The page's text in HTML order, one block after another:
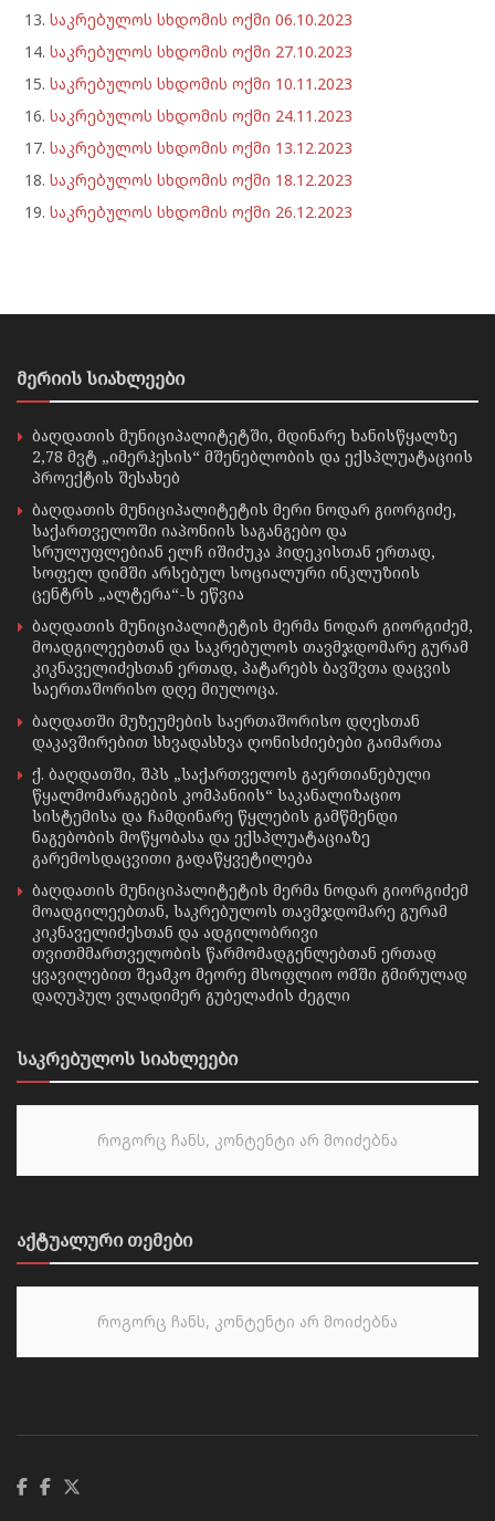
საკრებულოს სხდომის ოქმი 06.10.2023
საკრებულოს სხდომის ოქმი 27.10.2023
საკრებულოს სხდომის ოქმი 10.11.2023
საკრებულოს სხდომის ოქმი 24.11.2023
საკრებულოს სხდომის ოქმი 13.12.2023
საკრებულოს სხდომის ოქმი 18.12.2023
საკრებულოს სხდომის ოქმი 26.12.2023
მერიის სიახლეები
ბაღდათის მუნიციპალიტეტში, მდინარე ხანისწყალზე
2,78 მვტ „იმერჰესის“ მშენებლობის და ექსპლუატაციის
პროექტის შესახებ
ბაღდათის მუნიციპალიტეტის მერი ნოდარ გიორგიძე,
საქართველოში იაპონიის საგანგებო და
სრულუფლებიან ელჩ იშიძუკა ჰიდეკისთან ერთად,
სოფელ დიმში არსებულ სოციალური ინკლუზიის
ცენტრს „ალტერა“-ს ეწვია
ბაღდათის მუნიციპალიტეტის მერმა ნოდარ გიორგიძემ,
მოადგილეებთან და საკრებულოს თავმჯდომარე გურამ
კიკნაველიძესთან ერთად, პატარებს ბავშვთა დაცვის
საერთაშორისო დღე მიულოცა.
ბაღდათში მუზეუმების საერთაშორისო დღესთან
დაკავშირებით სხვადასხვა ღონისძიებები გაიმართა
ქ. ბაღდათში, შპს „საქართველოს გაერთიანებული
წყალმომარაგების კომპანიის“ საკანალიზაციო
სისტემისა და ჩამდინარე წყლების გამწმენდი
ნაგებობის მოწყობასა და ექსპლუატაციაზე
გარემოსდაცვითი გადაწყვეტილება
ბაღდათის მუნიციპალიტეტის მერმა ნოდარ გიორგიძემ
მოადგილეებთან, საკრებულოს თავმჯდომარე გურამ
კიკნაველიძესთან და ადგილობრივი
თვითმმართველობის წარმომადგენლებთან ერთად
ყვავილებით შეამკო მეორე მსოფლიო ომში გმირულად
დაღუპულ ვლადიმერ გუბელაძის ძეგლი
საკრებულოს სიახლეები
როგორც ჩანს, კონტენტი არ მოიძებნა
აქტუალური თემები
როგორც ჩანს, კონტენტი არ მოიძებნა